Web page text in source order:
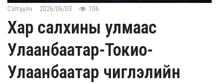
Сэтгүүлч 2026/06/03 106
Хар салхины улмаас
Улаанбаатар-Токио-
Улаанбаатар чиглэлийн